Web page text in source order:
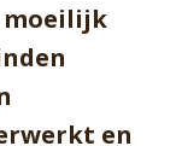
moeilijk
en